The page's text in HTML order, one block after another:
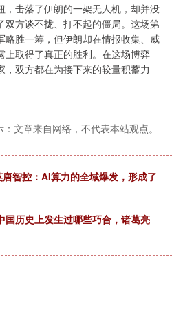
，击落了伊朗的一架无人机，却并没
双方谈不拢、打不起的僵局。这场第
略胜一筹，但伊朗却在情报收集、威
上取得了真正的胜利。在这场博弈
双方都在为接下来的较量积蓄力
文章来自网络，不代表本站观点。
智控：AI算力的全域爆发，形成了
国历史上发生过哪些巧合，诸葛亮